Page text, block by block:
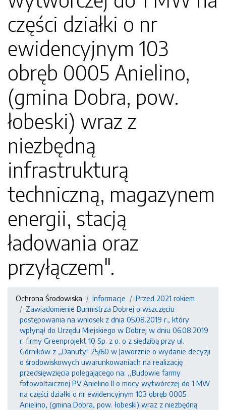
części działki o nr
ewidencyjnym 103
obręb 0005 Anielino,
(gmina Dobra, pow.
łobeski) wraz z
niezbędną
infrastrukturą
techniczną, magazynem
energii, stacją
ładowania oraz
przyłączem".
Ochrona Środowiska Informacje
Przed 2021 rokiem
Zawiadomienie Burmistrza Dobrej o wszczęciu
postępowania na wniosek z dnia 05.08.2019 r., który
wpłynął do Urzędu Miejskiego w Dobrej w dniu 06.08.2019
r. firmy Greenprojekt 10 Sp. z o. o z siedzibą przy ul.
Górników z ,,Danuty" 25/60 w Jaworznie o wydanie decyzji
o środowiskowych uwarunkowaniach na realizację
przedsięwzięcia polegającego na: ,,Budowie farmy
fotowoltaicznej PV Anielino II o mocy wytwórczej do 1 MW
na części działki o nr ewidencyjnym 103 obręb 0005
Anielino, (gmina Dobra, pow. łobeski) wraz z niezbędną